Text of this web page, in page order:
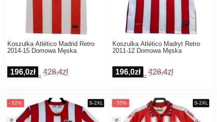
Koszulka Atlético Madrid Retro
2014-15 Domowa Męska
196,0zł 428,4zł
Koszulka Atlético Madryt Retro
2011-12 Domowa Męska
196,0zł 428,4zł